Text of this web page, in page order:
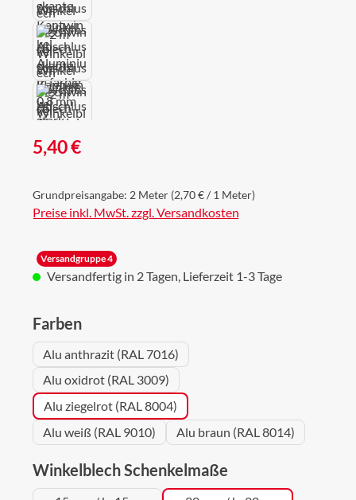
Regulärer Preis:
5,40 €
Grundpreisangabe: 2 Meter (2,70 € / 1 Meter)
Preise inkl. MwSt. zzgl. Versandkosten
Versandgruppe 4
Versandfertig in 2 Tagen, Lieferzeit 1-3 Tage
Farbenauswählen
Alu anthrazit (RAL 7016)
Alu oxidrot (RAL 3009)
Alu ziegelrot (RAL 8004)
Alu weiß (RAL 9010)
Alu braun (RAL 8014)
Winkelblech Schenkelmaße